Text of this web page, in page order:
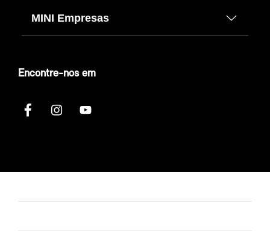
MINI Empresas
Encontre-nos em